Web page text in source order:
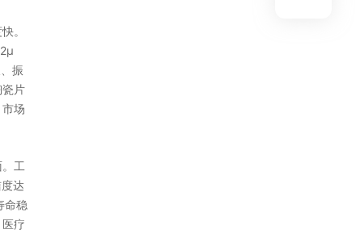
。
振
片
场
工
达
命稳
疗